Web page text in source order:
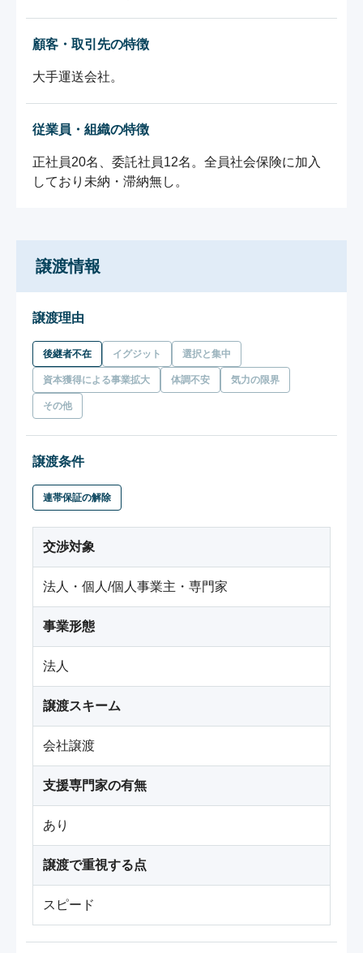
顧客・取引先の特徴
大手運送会社。
従業員・組織の特徴
正社員20名、委託社員12名。全員社会保険に加入
しており未納・滞納無し。
譲渡情報
譲渡理由
後継者不在 イグジット 選択と集中
資本獲得による事業拡大 体調不安 気力の限界
その他
譲渡条件
連帯保証の解除
交渉対象
法人・個人/個人事業主・専門家
事業形態
法人
譲渡スキーム
会社譲渡
支援専門家の有無
あり
譲渡で重視する点
スピード